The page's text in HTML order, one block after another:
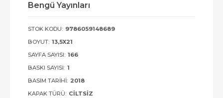
Bengü Yayınları
STOK KODU: 9786059148689
BOYUT: 13,5X21
SAYFA SAYISI: 166
BASKI SAYISI: 1
BASIM TARIHI: 2018
KAPAK TÜRÜ: CILTSIZ